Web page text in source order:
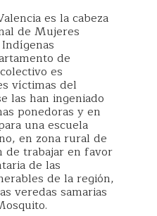
es la cabeza
de Mujeres
de
es
víctimas del
las han ingeniado
ponedoras y en
una escuela
en zona rural de
de trabajar en favor
de las
de la región,
veredas samarias